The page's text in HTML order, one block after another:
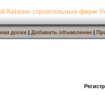
Каталог строительных фирм
доски | Добавить объявление |